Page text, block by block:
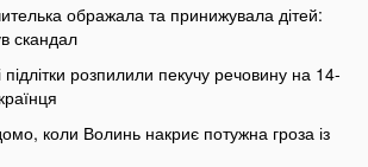
ображала та принижувала дітей:
скандал
розпилили пекучу речовину на 14-
коли Волинь накриє потужна гроза із